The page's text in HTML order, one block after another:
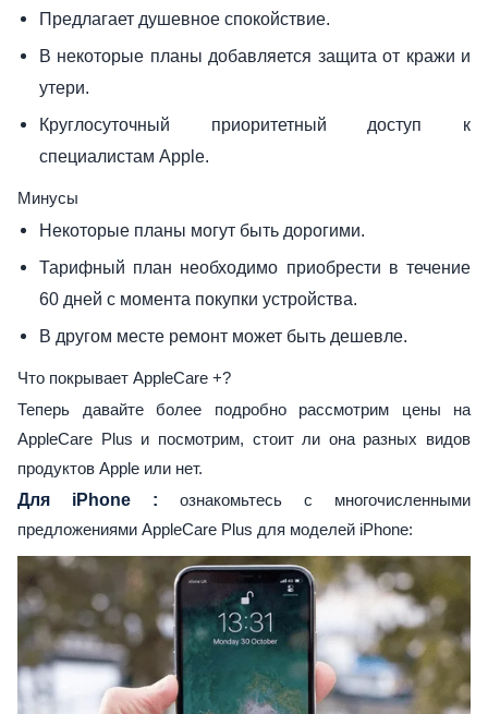
Предлагает душевное спокойствие.
В некоторые планы добавляется защита от кражи и
утери.
Круглосуточный приоритетный доступ к
специалистам Apple.
Минусы
Некоторые планы могут быть дорогими.
Тарифный план необходимо приобрести в течение
60 дней с момента покупки устройства.
В другом месте ремонт может быть дешевле.
Что покрывает AppleCare +?
Теперь давайте более подробно рассмотрим цены на
AppleCare Plus и посмотрим, стоит ли она разных видов
продуктов Apple или нет.
Для iPhone : ознакомьтесь с многочисленными
предложениями AppleCare Plus для моделей iPhone: